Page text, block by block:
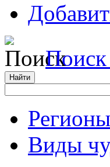
Поиск
Регионы
Виды